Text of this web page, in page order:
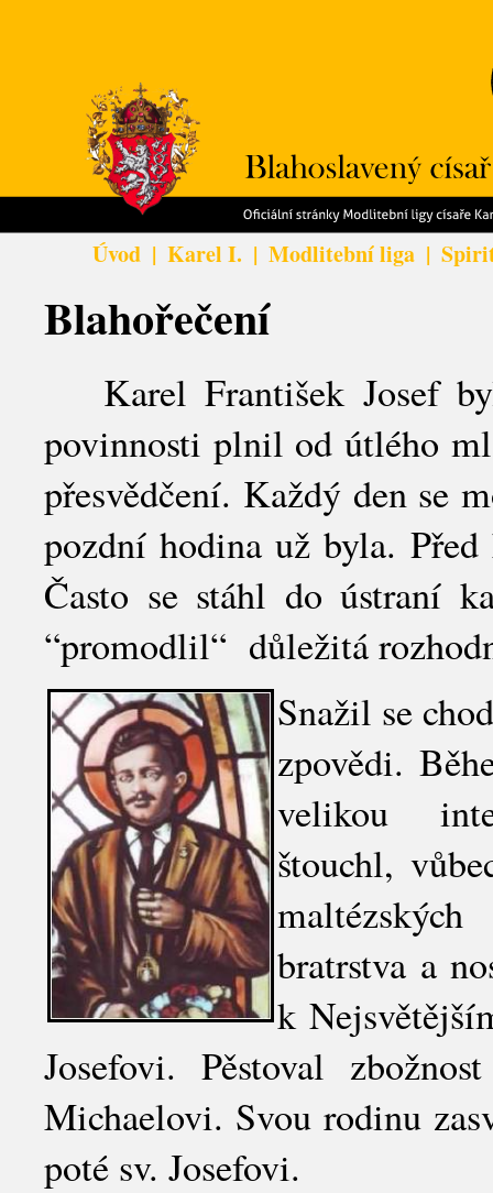
Úvod | Karel I. | Modlitební liga |
Blahořečení
Karel František Josef
povinnosti plnil od útlého
přesvědčení. Každý den se
pozdní hodina už byla.
Často se stáhl do ústraní
“promodlil“ důležitá
Snažil se
zpovědi.
velikou
štouchl,
bratrstva a
k
Josefovi. Pěstoval
Michaelovi. Svou rodinu
poté sv. Josefovi.